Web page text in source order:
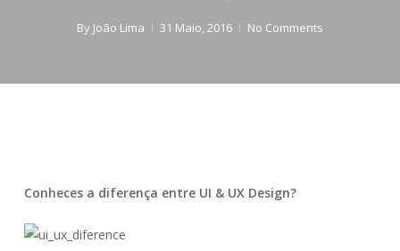
By João Lima 31 Maio, 2016 No Comments
Conheces a diferença entre UI & UX Design?